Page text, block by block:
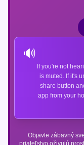
Objavte zábavný
priateľstvo oživujú
🔊
If you're not
is muted. If it's
share button
app from your